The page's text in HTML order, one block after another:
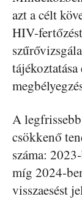
azt a célt
HIV-
A
csökkenő
száma:
míg 2024-
visszaesést